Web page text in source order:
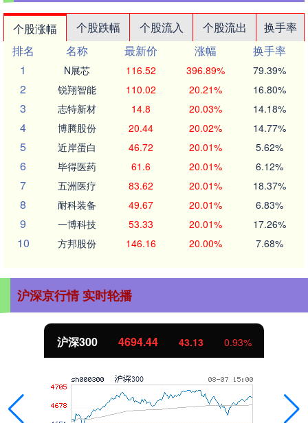
个股涨幅 个股跌幅 个股流入 个股流出
换手率
排名
名称 最新价 涨幅
换手率
1
N展芯 116.52 396.89% 79.39%
2 锐翔智能 110.02 20.21% 16.80%
3 志特新材 14.8 20.03% 14.18%
4 博腾股份 20.44 20.02% 14.77%
5 近岸蛋白 46.72 20.01% 5.62%
6 毕得医药 61.6 20.01% 6.12%
7 五洲医疗 83.62 20.01% 18.37%
8 耐科装备 49.67 20.01% 6.83%
9 一博科技 53.33 20.01% 17.26%
10 方邦股份 146.16 20.00% 7.68%
沪深京行情 实时轮播
北证50 1134.24 11.37 1.01%